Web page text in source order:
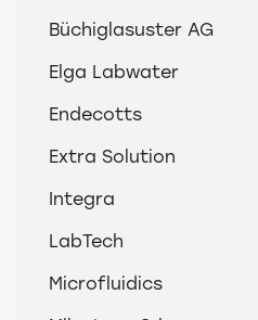
Büchiglasuster AG
Elga Labwater
Endecotts
Extra Solution
Integra
LabTech
Microfluidics